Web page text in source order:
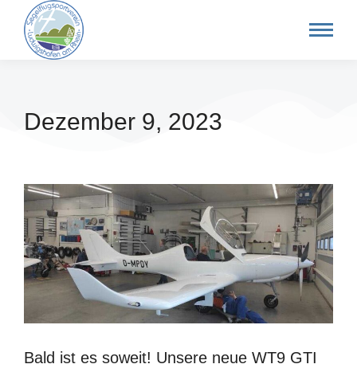
Dezember 9, 2023
Bald ist es soweit! Unsere neue WT9 GTI